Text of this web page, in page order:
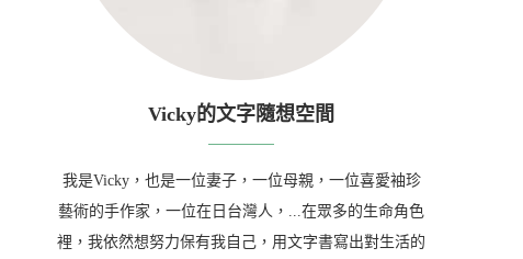
Vicky的文字隨想空間
我是Vicky，也是一位妻子，一位母親，一位喜愛袖珍
藝術的手作家，一位在日台灣人，...在眾多的生命角色
裡，我依然想努力保有我自己，用文字書寫出對生活的